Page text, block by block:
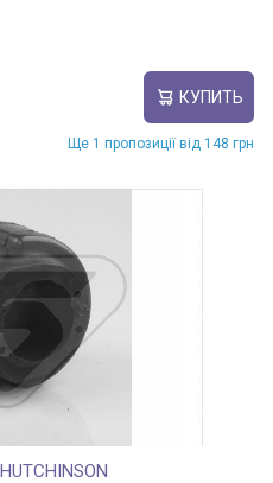
КУПИТЬ
Ще 1 пропозиції від 148 грн